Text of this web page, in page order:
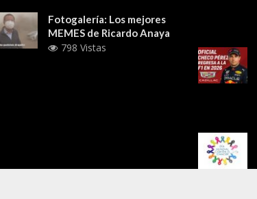
Fotogalería: Los mejores
MEMES de Ricardo Anaya
798 Vistas